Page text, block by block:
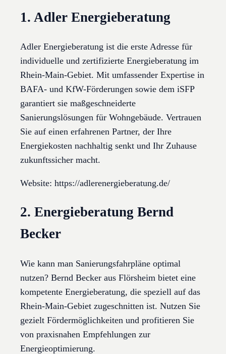
1. Adler Energieberatung
Adler Energieberatung ist die erste Adresse für
individuelle und zertifizierte Energieberatung im
Rhein-Main-Gebiet. Mit umfassender Expertise in
BAFA- und KfW-Förderungen sowie dem iSFP
garantiert sie maßgeschneiderte
Sanierungslösungen für Wohngebäude. Vertrauen
Sie auf einen erfahrenen Partner, der Ihre
Energiekosten nachhaltig senkt und Ihr Zuhause
zukunftssicher macht.
Website: https://adlerenergieberatung.de/
2. Energieberatung Bernd
Becker
Wie kann man Sanierungsfahrpläne optimal
nutzen? Bernd Becker aus Flörsheim bietet eine
kompetente Energieberatung, die speziell auf das
Rhein-Main-Gebiet zugeschnitten ist. Nutzen Sie
gezielt Fördermöglichkeiten und profitieren Sie
von praxisnahen Empfehlungen zur
Energieoptimierung.